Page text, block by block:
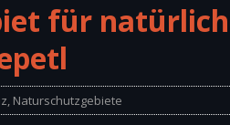
für
, Naturschutzgebiete